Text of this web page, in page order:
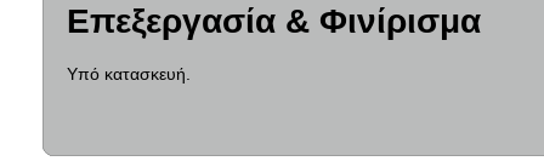
Επεξεργασία & Φινίρισμα
Υπό κατασκευή.